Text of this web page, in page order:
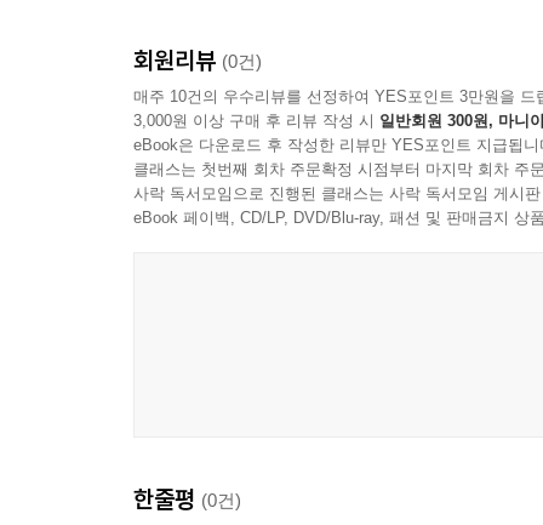
바위를 뚫는 것은 강함이 아니라 꾸준함이다 87
구름 뒤에는 언제나 푸른 하늘이 90
폭풍우가 지나간 뒤의 맑은 공기 91
노을이 아름다운 건 오늘을 다했기 때문이다 92
바람은 보이지 않아도 숲을 깨운다 93
타인의 실수나 예상치 못한 불행 앞에서 102
회원리뷰 (0건)
매주 10건의 우수리뷰를 선정하여 YES포인트 3만원을 드
3,000원 이상 구매 후 리뷰 작성 시 일반회원 300원, 마니
eBook은 다운로드 후 작성한 리뷰만 YES포인트 지급됩니
클래스는 첫번째 회차 주문확정 시점부터 마지막 회차 주
사락 독서모임으로 진행된 클래스는 사락 독서모임 게시
eBook 페이백, CD/LP, DVD/Blu-ray, 패션 및 판매금지 상
한줄평 (0건)